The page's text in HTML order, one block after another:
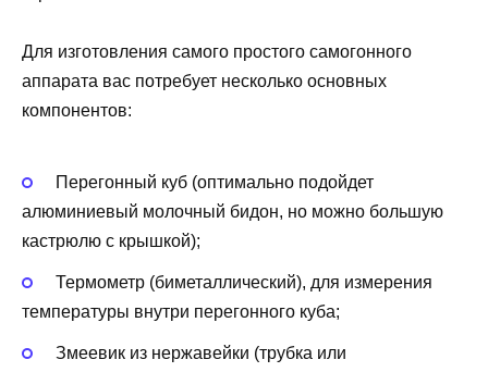
Для изготовления самого простого самогонного
аппарата вас потребует несколько основных
компонентов:
Перегонный куб (оптимально подойдет
алюминиевый молочный бидон, но можно большую
кастрюлю с крышкой);
Термометр (биметаллический), для измерения
температуры внутри перегонного куба;
Змеевик из нержавейки (трубка или